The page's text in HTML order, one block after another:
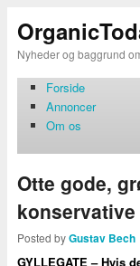
Nyheder og baggrund
Forside
Annoncer
Om os
Otte gode,
konservative
Posted byGustav Bech
GYLLEGATE – Hvis